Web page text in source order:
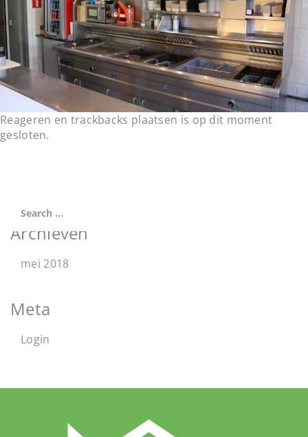
n
Reageren en trackbacks plaatsen is op dit moment
gesloten.
Archieven
mei 2018
Meta
Login